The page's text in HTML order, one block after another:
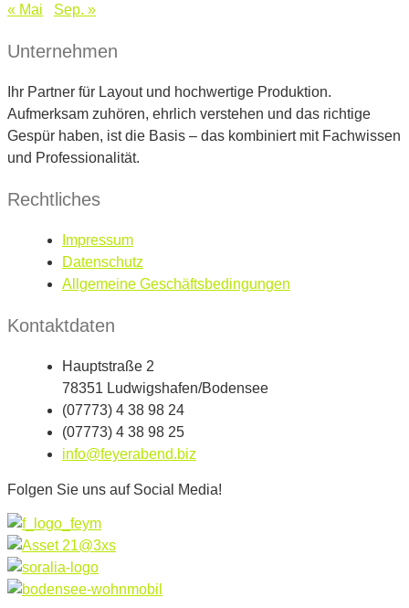
« Mai
Sep. »
Unternehmen
Ihr Partner für Layout und hochwertige Produktion.
Aufmerksam zuhören, ehrlich verstehen und das richtige
Gespür haben, ist die Basis – das kombiniert mit Fachwissen
und Professionalität.
Rechtliches
Impressum
Datenschutz
Allgemeine Geschäftsbedingungen
Kontaktdaten
Hauptstraße 2
78351 Ludwigshafen/Bodensee
(07773) 4 38 98 24
(07773) 4 38 98 25
info@feyerabend.biz
Folgen Sie uns auf Social Media!